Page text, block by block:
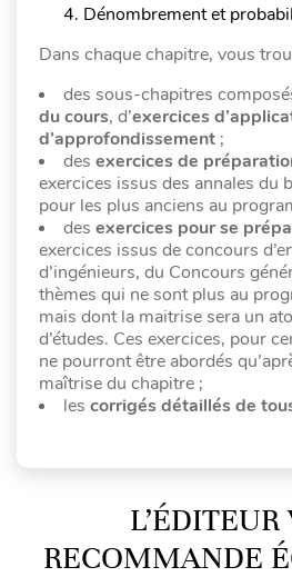
Dénombrement et
Dans chaque chapitre, vous
des sous-chapitres
du cours, d’exercices
d’approfondissement ;
des exercices de
exercices issus des annales du
pour les plus anciens au
des exercices pour se
exercices issus de concours
d’ingénieurs, du Concours
thèmes qui ne sont plus au
mais dont la maitrise sera un
d’études. Ces exercices, pour
ne pourront être abordés
maîtrise du chapitre ;
les corrigés détaillés de
L’ÉDITEUR
RECOMMANDE